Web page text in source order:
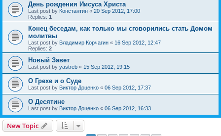
День рождения Иисуса Христа
Last post by Константин « 20 Sep 2012, 17:00
Replies: 1
Конец беседам, как только мы сговорились стать Домом
молитвы
Last post by Владимир Корчагин « 16 Sep 2012, 12:47
Replies: 2
Новый Завет
Last post by yastreb « 15 Sep 2012, 19:15
О Грехе и о Суде
Last post by Виктор Доценко « 06 Sep 2012, 17:37
О Десятине
Last post by Виктор Доценко « 06 Sep 2012, 16:33
New Topic